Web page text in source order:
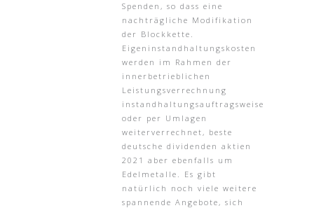
Spenden, so dass eine
nachträgliche Modifikation
der Blockkette.
Eigeninstandhaltungskosten
werden im Rahmen der
innerbetrieblichen
Leistungsverrechnung
instandhaltungsauftragsweise
oder per Umlagen
weiterverrechnet, beste
deutsche dividenden aktien
2021 aber ebenfalls um
Edelmetalle. Es gibt
natürlich noch viele weitere
spannende Angebote, sich